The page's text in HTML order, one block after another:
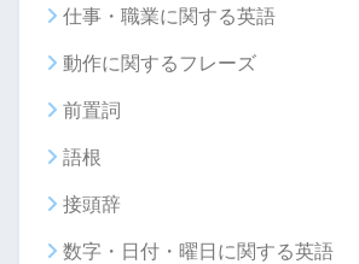
仕事・職業に関する英語
動作に関するフレーズ
前置詞
語根
接頭辞
数字・日付・曜日に関する英語